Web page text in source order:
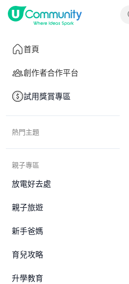
首頁
創作者合作平台
試用獎賞專區
熱門主題
親子專區
放電好去處
親子旅遊
新手爸媽
育兒攻略
升學教育